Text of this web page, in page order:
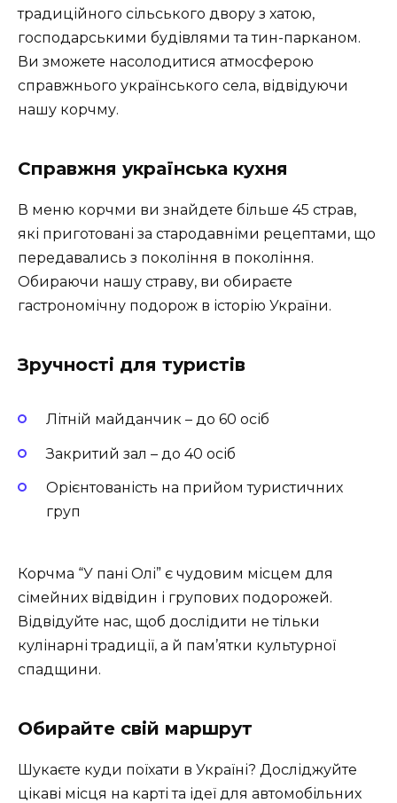
традиційного сільського двору з хатою,
господарськими будівлями та тин-парканом.
Ви зможете насолодитися атмосферою
справжнього українського села, відвідуючи
нашу корчму.
Справжня українська кухня
В меню корчми ви знайдете більше 45 страв,
які приготовані за стародавніми рецептами, що
передавались з покоління в покоління.
Обираючи нашу страву, ви обираєте
гастрономічну подорож в історію України.
Зручності для туристів
Літній майданчик – до 60 осіб
Закритий зал – до 40 осіб
Орієнтованість на прийом туристичних
груп
Корчма “У пані Олі” є чудовим місцем для
сімейних відвідин і групових подорожей.
Відвідуйте нас, щоб дослідити не тільки
кулінарні традиції, а й пам’ятки культурної
спадщини.
Обирайте свій маршрут
Шукаєте куди поїхати в Україні? Досліджуйте
цікаві місця на карті та ідеї для автомобільних